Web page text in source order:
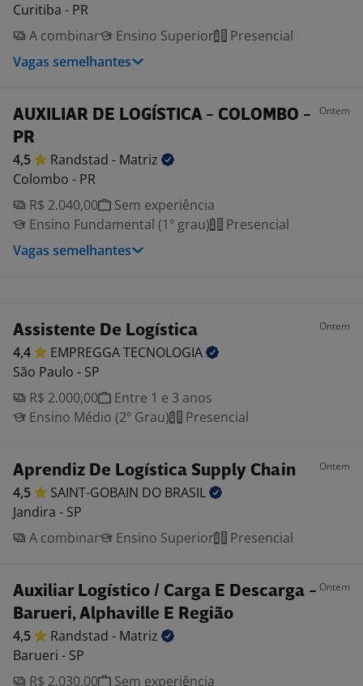
Curitiba - PR
A combinar
Ensino Superior
Presencial
Vagas semelhantes
AUXILIAR DE LOGÍSTICA - COLOMBO -
PR
Ontem
4,5 Randstad - Matriz
Colombo - PR
R$ 2.040,00
Sem experiência
Ensino Fundamental (1º grau)
Presencial
Vagas semelhantes
Assistente De Logística Ontem
4,4 EMPREGGATECNOLOGIA
São Paulo - SP
R$ 2.000,00
Entre 1 e 3 anos
Ensino Médio (2º Grau)
Presencial
Aprendiz De Logística Supply Chain Ontem
4,5 SAINT-GOBAIN DO BRASIL
Jandira - SP
A combinar
Ensino Superior Presencial
Auxiliar Logístico / Carga E Descarga -
Barueri, Alphaville E Região
Ontem
4,5 Randstad - Matriz
Barueri - SP
R$ 2.030,00
Sem experiência